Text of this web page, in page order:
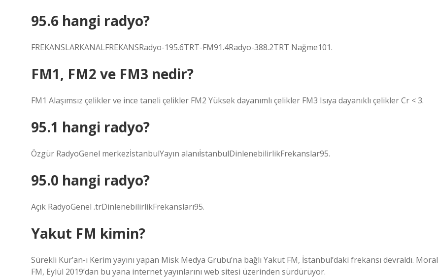
95.6 hangi radyo?
FREKANSLARKANALFREKANSRadyo-195.6TRT-FM91.4Radyo-388.2TRT Nağme101.
FM1, FM2 ve FM3 nedir?
FM1 Alaşımsız çelikler ve ince taneli çelikler FM2 Yüksek dayanımlı çelikler FM3 Isıya dayanıklı çelikler Cr < 3.
95.1 hangi radyo?
Özgür RadyoGenel merkezİstanbulYayın alanıİstanbulDinlenebilirlikFrekanslar95.
95.0 hangi radyo?
Açık RadyoGenel .trDinlenebilirlikFrekansları95.
Yakut FM kimin?
Sürekli Kur’an-ı Kerim yayını yapan Misk Medya Grubu’na bağlı Yakut FM, İstanbul’daki frekansı devraldı. Moral
FM, Eylül 2019’dan bu yana internet yayınlarını web sitesi üzerinden sürdürüyor.